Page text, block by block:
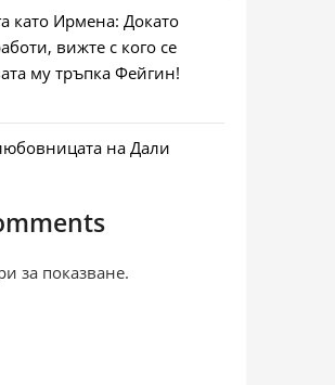
като Ирмена: Докато
вижте с кого се
му тръпка Фейгин!
на Дали
за показване.